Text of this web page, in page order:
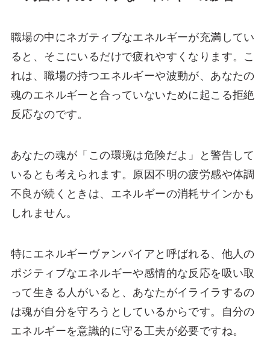
職場の中にネガティブなエネルギーが充満してい
ると、そこにいるだけで疲れやすくなります。こ
れは、職場の持つエネルギーや波動が、あなたの
魂のエネルギーと合っていないために起こる拒絶
反応なのです。
あなたの魂が「この環境は危険だよ」と警告して
いるとも考えられます。原因不明の疲労感や体調
不良が続くときは、エネルギーの消耗サインかも
しれません。
特にエネルギーヴァンパイアと呼ばれる、他人の
ポジティブなエネルギーや感情的な反応を吸い取
って生きる人がいると、あなたがイライラするの
は魂が自分を守ろうとしているからです。自分の
エネルギーを意識的に守る工夫が必要ですね。